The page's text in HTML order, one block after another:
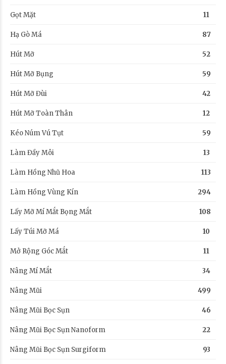
Gọt Mặt 11
Hạ Gò Má 87
Hút Mỡ 52
Hút Mỡ Bụng 59
Hút Mỡ Đùi 42
Hút Mỡ Toàn Thân 12
Kéo Núm Vú Tụt 59
Làm Đầy Môi 13
Làm Hồng Nhũ Hoa 113
Làm Hồng Vùng Kín 294
Lấy Mỡ Mí Mắt Bọng Mắt 108
Lấy Túi Mỡ Má 10
Mở Rộng Góc Mắt 11
Nâng Mí Mắt 34
Nâng Mũi 499
Nâng Mũi Bọc Sụn 46
Nâng Mũi Bọc Sụn Nanoform 22
Nâng Mũi Bọc Sụn Surgiform 93